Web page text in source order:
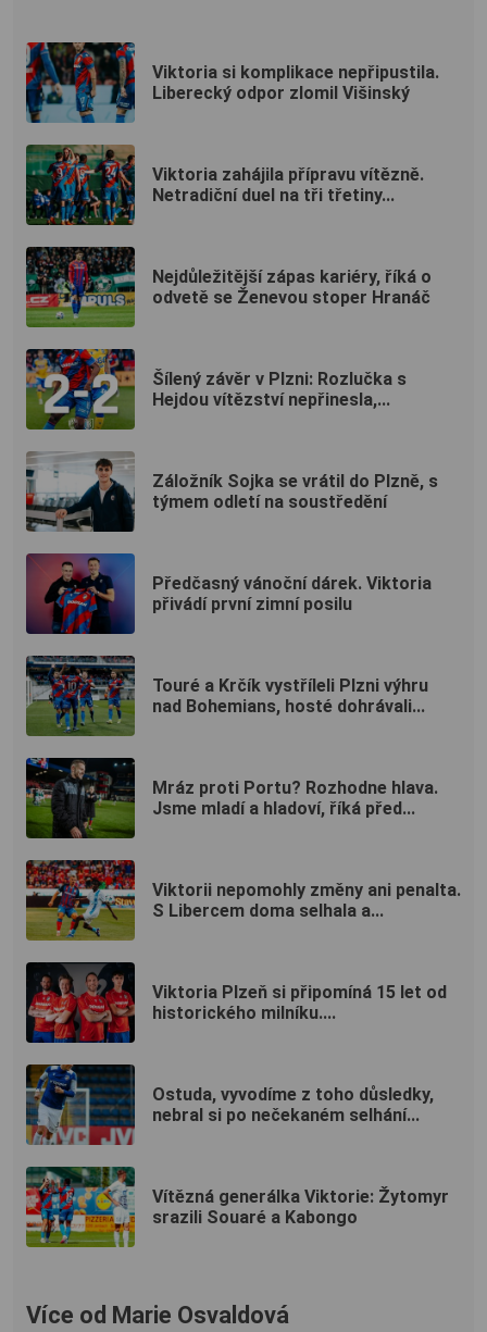
Viktoria si komplikace nepřipustila.
Liberecký odpor zlomil Višinský
Viktoria zahájila přípravu vítězně.
Netradiční duel na tři třetiny...
Nejdůležitější zápas kariéry, říká o
odvetě se Ženevou stoper Hranáč
Šílený závěr v Plzni: Rozlučka s
Hejdou vítězství nepřinesla,...
Záložník Sojka se vrátil do Plzně, s
týmem odletí na soustředění
Předčasný vánoční dárek. Viktoria
přivádí první zimní posilu
Touré a Krčík vystříleli Plzni výhru
nad Bohemians, hosté dohrávali...
Mráz proti Portu? Rozhodne hlava.
Jsme mladí a hladoví, říká před...
Viktorii nepomohly změny ani penalta.
S Libercem doma selhala a...
Viktoria Plzeň si připomíná 15 let od
historického milníku....
Ostuda, vyvodíme z toho důsledky,
nebral si po nečekaném selhání...
Vítězná generálka Viktorie: Žytomyr
srazili Souaré a Kabongo
Více od Marie Osvaldová